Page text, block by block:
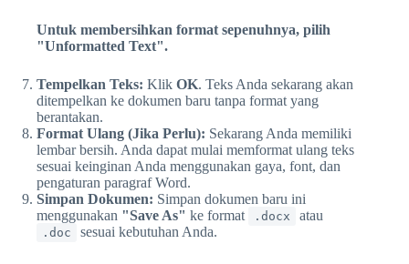
Untuk membersihkan format sepenuhnya, pilih
"Unformatted Text".
Tempelkan Teks: Klik OK. Teks Anda sekarang akan
ditempelkan ke dokumen baru tanpa format yang
berantakan.
Format Ulang (Jika Perlu): Sekarang Anda memiliki
lembar bersih. Anda dapat mulai memformat ulang teks
sesuai keinginan Anda menggunakan gaya, font, dan
pengaturan paragraf Word.
Simpan Dokumen: Simpan dokumen baru ini
menggunakan "Save As" ke format .docx atau
.doc sesuai kebutuhan Anda.